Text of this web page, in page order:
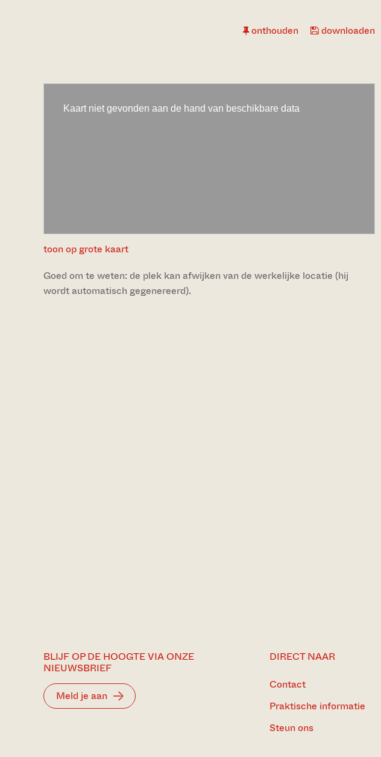
onthouden downloaden
toon op grote kaart
Goed om te weten: de plek kan afwijken van de werkelijke locatie (hij
wordt automatisch gegenereerd).
BLIJF OP DE HOOGTE VIA ONZE
NIEUWSBRIEF
Meld je aan
DIRECT NAAR
Contact
Praktische informatie
Steun ons